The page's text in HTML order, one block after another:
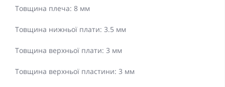
Товщина плеча: 8 мм
Товщина нижньої плати: 3.5 мм
Товщина верхньої плати: 3 мм
Товщина верхньої пластини: 3 мм